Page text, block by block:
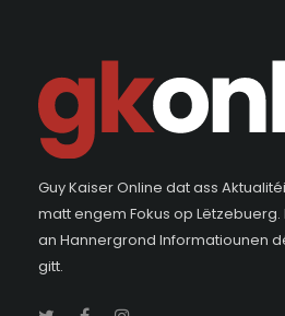
Guy Kaiser Online dat ass
matt engem Fokus op
an Hannergrond Informatiounen
gitt.